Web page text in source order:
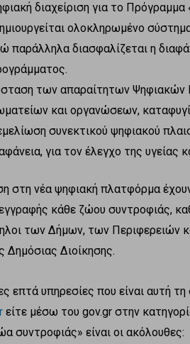
διαχείριση για το
ολοκληρωμένο
παράλληλα διασφαλίζεται η
των απαραίτητων
και οργανώσεων,
συνεκτικού ψηφιακού
για τον έλεγχο της
στη νέα ψηφιακή πλατφόρμα έχουν
κάθε ζώου συντροφιάς,
των Δήμων, των Περιφερειών
Δημόσιας Διοίκησης.
επτά υπηρεσίες που είναι αυτή
είτε μέσω του gov.gr στην
συντροφιάς» είναι οι ακόλουθες: